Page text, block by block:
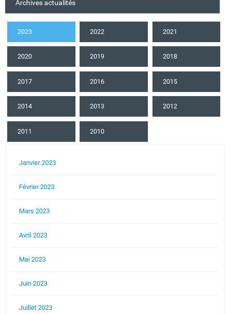
Archives actualités
2023 2022 2021
2020 2019 2018
2017 2016 2015
2014 2013 2012
2011 2010
Janvier 2023
Février 2023
Mars 2023
Avril 2023
Mai 2023
Juin 2023
Juillet 2023